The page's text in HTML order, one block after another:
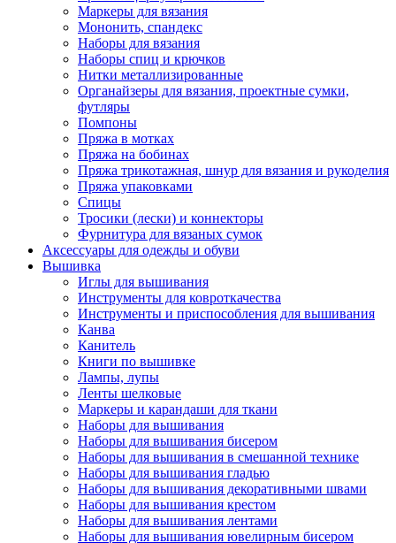
Маркеры для вязания
Мононить, спандекс
Наборы для вязания
Наборы спиц и крючков
Нитки металлизированные
Органайзеры для вязания, проектные сумки,
футляры
Помпоны
Пряжа в мотках
Пряжа на бобинах
Пряжа трикотажная, шнур для вязания и рукоделия
Пряжа упаковками
Спицы
Тросики (лески) и коннекторы
Фурнитура для вязаных сумок
Аксессуары для одежды и обуви
Вышивка
Иглы для вышивания
Инструменты для ковроткачества
Инструменты и приспособления для вышивания
Канва
Канитель
Книги по вышивке
Лампы, лупы
Ленты шелковые
Маркеры и карандаши для ткани
Наборы для вышивания
Наборы для вышивания бисером
Наборы для вышивания в смешанной технике
Наборы для вышивания гладью
Наборы для вышивания декоративными швами
Наборы для вышивания крестом
Наборы для вышивания лентами
Наборы для вышивания ювелирным бисером